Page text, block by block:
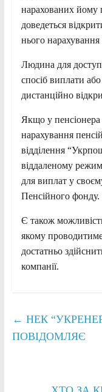
нарахованих йому
доведеться
нього нарахування
Людина для
спосіб виплати
дистанційно
Якщо у пенсіонера
нарахування
відділення
віддаленому
для виплат у
Пенсійного фонду.
Є також
якому
достатньо
компанії.
← НЕК
ПОВІДОМЛЯЄ